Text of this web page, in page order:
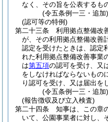
なく、その旨を公表するも
(令五条例一三・追加)
(認可等の特例)
第二十三条
利用拠点整備改
が、その利用拠点整備改善
認定を受けたときは、認定
れた利用拠点整備改善事業
は第五項の認可を受け、又
をしなければならないもの
り認可を受け、又は届出を
(令五条例一三・追加)
(報告徴収及び立入検査)
第二十四条
知事は、この章
いて、公園事業者に対し、